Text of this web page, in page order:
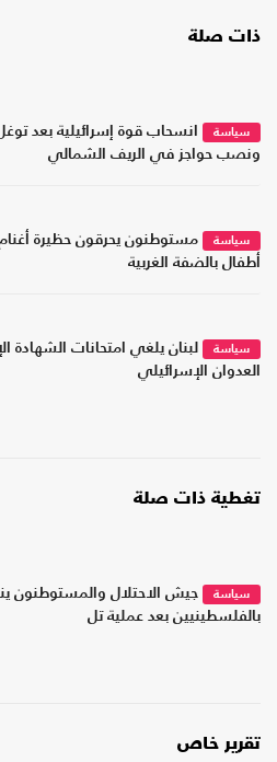
ذات صلة
سياسة
انسحاب قوة إسرائيلية بعد
ونصب حواجز في الريف الشمالي
سياسة
مستوطنون يحرقون حظيرة
أطفال بالضفة الغربية
سياسة
لبنان يلغي امتحانات الشهادة
العدوان الإسرائيلي
تغطية ذات صلة
سياسة
جيش الاحتلال والمستوطنون
بالفلسطينيين بعد عملية تل
تقرير خاص